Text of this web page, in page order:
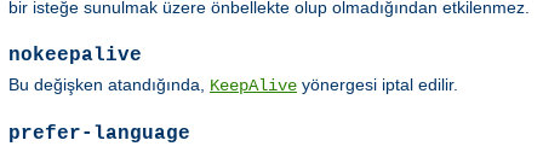
bir isteğe sunulmak üzere önbellekte olup olmadığından etkilenmez.
nokeepalive
Bu değişken atandığında, KeepAlive yönergesi iptal edilir.
prefer-language